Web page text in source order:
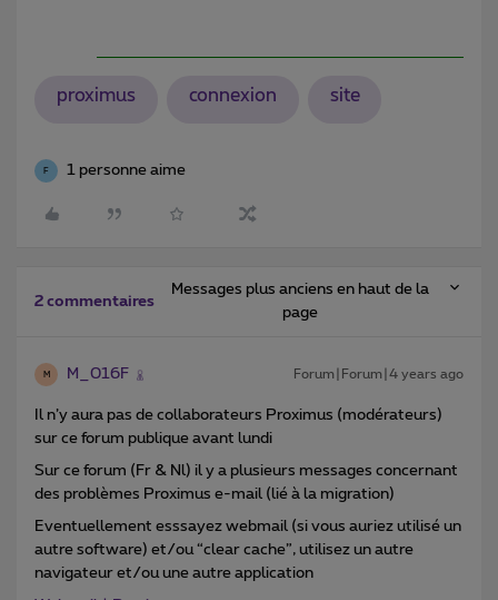
proximus connexion site
F 1 personne aime
2 commentaires
Messages plus anciens en haut de la
page
M M_016F Forum|Forum|4 years ago
Il n’y aura pas de collaborateurs Proximus (modérateurs)
sur ce forum publique avant lundi
Sur ce forum (Fr & Nl) il y a plusieurs messages concernant
des problèmes Proximus e-mail (lié à la migration)
Eventuellement esssayez webmail (si vous auriez utilisé un
autre software) et/ou “clear cache”, utilisez un autre
navigateur et/ou une autre application